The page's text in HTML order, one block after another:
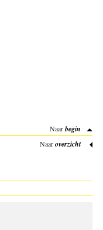
Naarbegin
Naaroverzicht